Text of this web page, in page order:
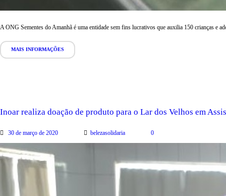
A ONG Sementes do Amanhã é uma entidade sem fins lucrativos que auxilia 150 crianças e
MAIS INFORMAÇÕES
Inoar realiza doação de produto para o Lar dos Velhos em
30 de março de 2020 belezasolidaria 0